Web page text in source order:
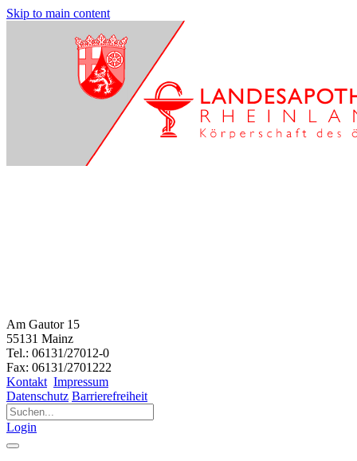
Skip to main content
Am Gautor 15
55131 Mainz
Tel.: 06131/27012-0
Fax: 06131/2701222
Kontakt Impressum
Datenschutz Barrierefreiheit
Login